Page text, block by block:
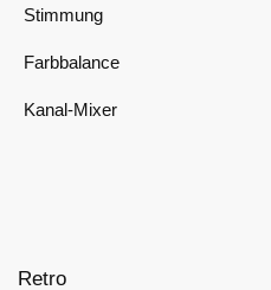
Stimmung
Farbbalance
Kanal-Mixer
Retro